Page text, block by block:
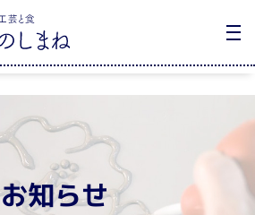
お知らせ